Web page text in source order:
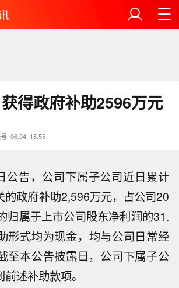
得政府补助2596万元
06.04 18:55
公告，公司下属子公司近日累计
的政府补助2,596万元，占公司20
归属于上市公司股东净利润的31.
形式均为现金，均与公司日常经
至本公告披露日，公司下属子公
述补助款项。